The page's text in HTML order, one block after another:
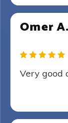
Omer A.
Very good